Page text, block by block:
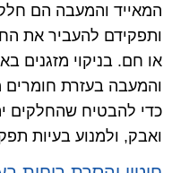
המאייד והמעבה הם
ותפקידם להעביר את
או חם. בניקוי מזגנים
והמעבה בעזרת חומרים
כדי להבטיח שהחלקים
ואבק, ולמנוע בעיות